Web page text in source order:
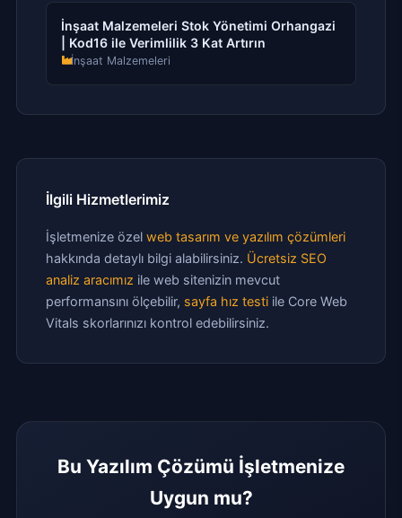
İnşaat Malzemeleri Stok Yönetimi Orhangazi
| Kod16 ile Verimlilik 3 Kat Artırın
İnşaat Malzemeleri
İlgili Hizmetlerimiz
İşletmenize özel web tasarım ve yazılım çözümleri
hakkında detaylı bilgi alabilirsiniz. Ücretsiz SEO
analiz aracımız ile web sitenizin mevcut
performansını ölçebilir, sayfa hız testi ile Core Web
Vitals skorlarınızı kontrol edebilirsiniz.
Bu Yazılım Çözümü İşletmenize
Uygun mu?